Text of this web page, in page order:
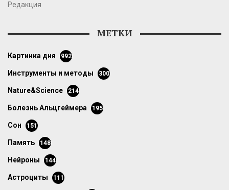
Редакция
МЕТКИ
картинка дня 992
инструменты и методы 300
Nature&Science 214
болезнь Альцгеймера 195
сон 151
память 148
нейроны 144
астроциты 111